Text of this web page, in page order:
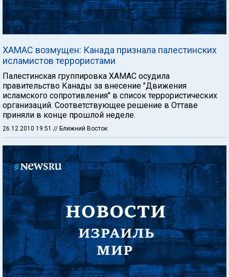
ХАМАС возмущен: Канада признала палестинских
исламистов террористами
Палестинская группировка ХАМАС осудила
правительство Канады за внесение "Движения
исламского сопротивления" в список террористических
организаций. Соответствующее решение в Оттаве
приняли в конце прошлой неделе.
26.12.2010 19:51 // Ближний Восток